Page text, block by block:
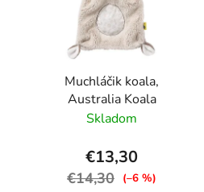
Muchláčik koala,
Australia Koala
Skladom
€13,30
€14,30 (–6 %)